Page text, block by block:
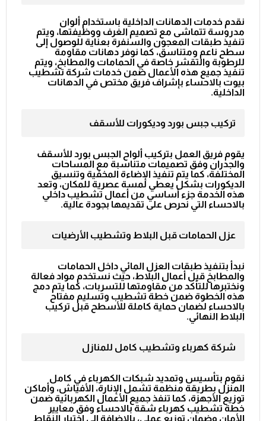
نقدم خدمات الدهانات الداخلية باستخدام ألوان
مدروسة تتماشى مع تصميم الغرف ووظيفتها، ويتم
تنفيذ طبقات المعجون والسنفرة بعناية للوصول إلى
سطح ناعم ومتناسق، كما نوفر دهانات مقاومة
للرطوبة والتقشر خاصة في الحمامات والمطابخ، ويتم
تنفيذ جميع هذه الأعمال ضمن خدمات شركة تشطيب
بيوت بالاحساء بإشراف فريق مختص في الدهانات
الداخلية.
تركيب جبس بورد وديكورات للأسقف
يقوم فريق العمل بتركيب ألواح الجبس بورد للأسقف
والجدران وفق تصميمات متناسبة مع المساحات
المختلفة، كما يتم تنفيذ الإضاءة المخفية وتنسيق
الديكورات بشكل يعطي لمسة عصرية للمكان، وتعد
هذه الخدمة جزء أساسي من أعمال تشطيب داخلي
بالاحساء التي نحرص على تقديمها بجودة عالية.
عزل الحمامات قبل البلاط وتشطيب الأرضيات
نبدأ بتنفيذ طبقات العزل المائي داخل الحمامات
والمطابخ قبل أعمال البلاط، حيث نستخدم مواد فعالة
ونختبرها للتأكد من مقاومتها للتسربات، كما يتم دمج
هذه الخطوة ضمن خطة تشطيب وتسليم مفتاح
بالاحساء لضمان حماية كاملة للأسطح قبل تركيب
البلاط النهائي.
شركة كهرباء وتشطيب كامل للمنازل
نقوم بتأسيس وتمديد شبكات الكهرباء في كامل
المنزل بطريقة منظمة تشمل الإنارة، الأفياش، وأماكن
توزيع الأجهزة، كما تنفذ جميع الأعمال الكهربائية ضمن
خطةتشطيب كهرباء شقة بالاحساء وفق معايير
الأمان وضمان توزيع عملي، بالإضافة إلى اختبار النقاط